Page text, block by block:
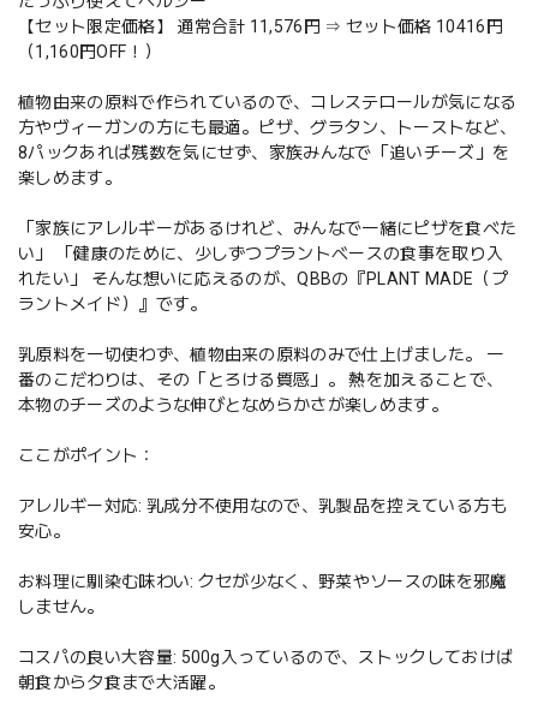
【セット限定価格】 通常合計 11,576円 ⇒ セット価格 10416円
（1,160円OFF！）
植物由来の原料で作られているので、コレステロールが気になる
方やヴィーガンの方にも最適。ピザ、グラタン、トーストなど、
8パックあれば残数を気にせず、家族みんなで「追いチーズ」を
楽しめます。
「家族にアレルギーがあるけれど、みんなで一緒にピザを食べた
い」 「健康のために、少しずつプラントベースの食事を取り入
れたい」 そんな想いに応えるのが、QBBの『PLANT MADE（プ
ラントメイド）』です。
乳原料を一切使わず、植物由来の原料のみで仕上げました。 一
番のこだわりは、その「とろける質感」。 熱を加えることで、
本物のチーズのような伸びとなめらかさが楽しめます。
ここがポイント：
アレルギー対応: 乳成分不使用なので、乳製品を控えている方も
安心。
お料理に馴染む味わい: クセが少なく、野菜やソースの味を邪魔
しません。
コスパの良い大容量: 500g入っているので、ストックしておけば
朝食から夕食まで大活躍。